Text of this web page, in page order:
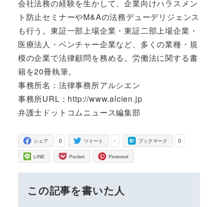
会社法務の経験を生かして、企業向けハラスメン
ト防止セミナーやM&Aの法務デューデリジェンス
も行う。東証一部上場企業・東証二部上場企業・
医療法人・ベンチャー企業など、多くの業種・規
模の企業で法律顧問を務める。労働法に関する書
籍を20冊執筆。
事務所名：法律事務所アルシエン
事務所URL：http://www.alcien.jp
弁護士ドットコムニュース編集部
0
シェア -
ツイート 0
ブックマーク
LINE Pocket Pinterest
この記事を書いた人